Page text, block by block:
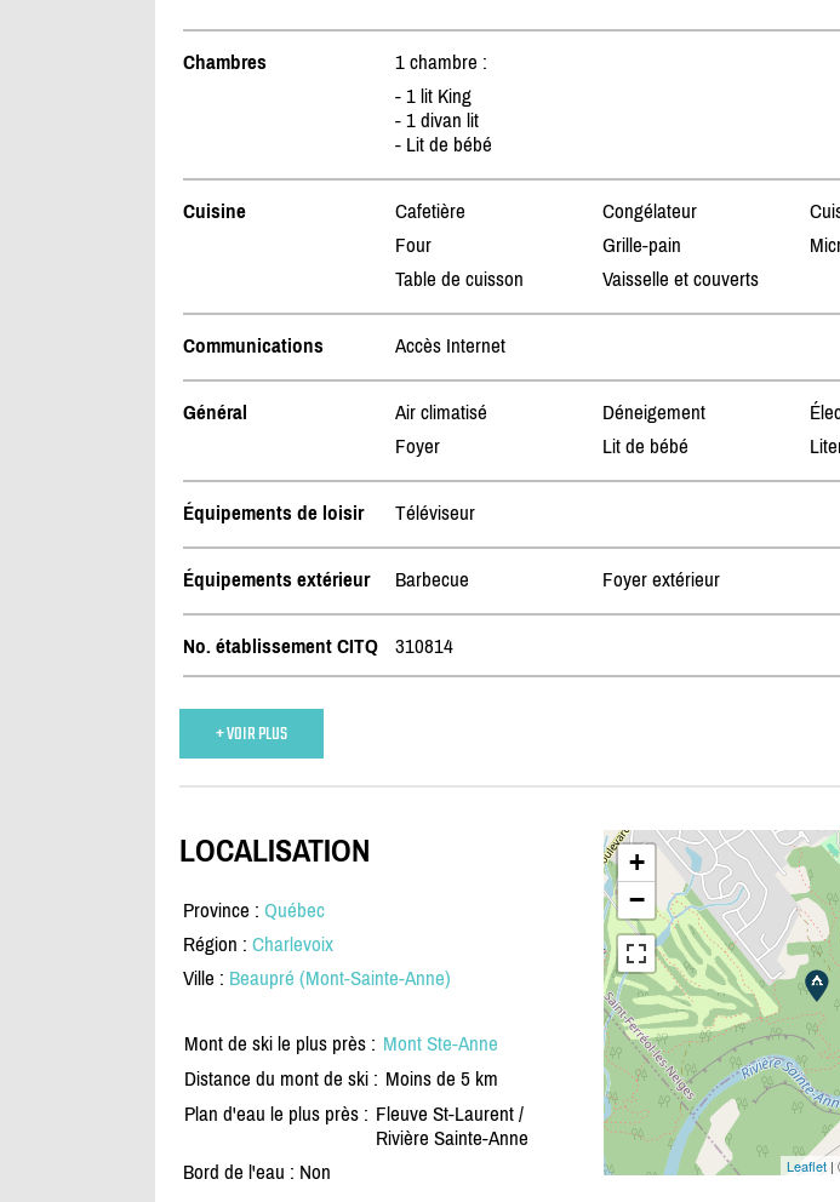
Chambres
1 chambre :
- 1 lit King
- 1 divan lit
- Lit de bébé
Cuisine Cafetière Congélateur
Four
Grille-pain
Table de cuisson
Vaisselle et couverts
Communications Accès Internet
Général Air climatisé Déneigement
Foyer
Lit de bébé
Équipements de loisir Téléviseur
Équipements extérieur Barbecue Foyer extérieur
No. établissement CITQ 310814
+ VOIR PLUS
+
−
Leaflet|
LOCALISATION
Province : Québec
Région : Charlevoix
Ville : Beaupré (Mont-Sainte-Anne)
Mont de ski le plus près : Mont Ste-Anne
Distance du mont de ski : Moins de 5 km
Plan d'eau le plus près : Fleuve St-Laurent /
Rivière Sainte-Anne
Bord de l'eau : Non